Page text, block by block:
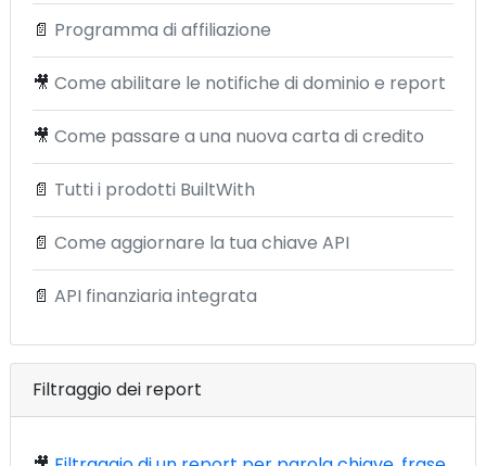
📄 Programma di affiliazione
🎥 Come abilitare le notifiche di dominio e report
🎥 Come passare a una nuova carta di credito
📄 Tutti i prodotti BuiltWith
📄 Come aggiornare la tua chiave API
📄 API finanziaria integrata
Filtraggio dei report